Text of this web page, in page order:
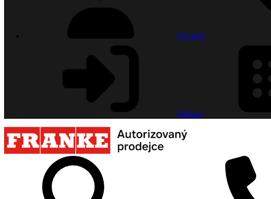
Váš účet
Přihlásit